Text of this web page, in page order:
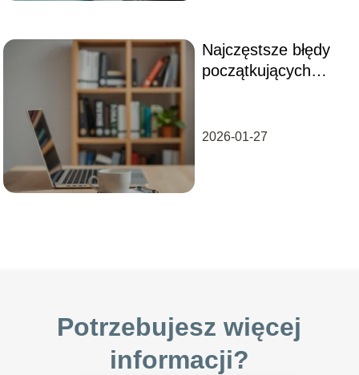
Najczęstsze błędy
początkujących
2026-01-27
Potrzebujesz więcej
informacji?